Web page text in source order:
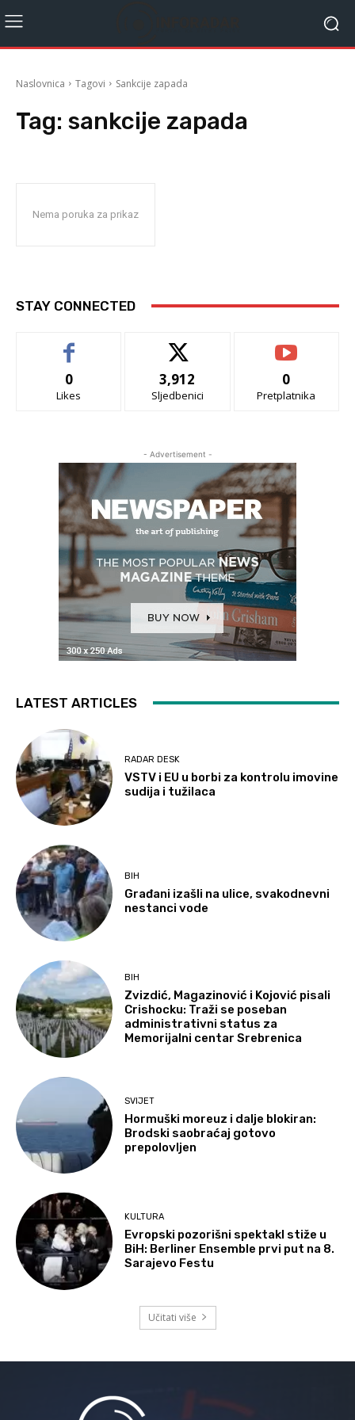
Naslovnica Tagovi Sankcije zapada
Tag: sankcije zapada
Nema poruka za prikaz
STAY CONNECTED
0
Likes
3,912
Sljedbenici
0
Pretplatnika
- Advertisement -
LATEST ARTICLES
RADAR DESK
VSTV i EU u borbi za kontrolu imovine
sudija i tužilaca
BIH
Građani izašli na ulice, svakodnevni
nestanci vode
BIH
Zvizdić, Magazinović i Kojović pisali
Crishocku: Traži se poseban
administrativni status za
Memorijalni centar Srebrenica
SVIJET
Hormuški moreuz i dalje blokiran:
Brodski saobraćaj gotovo
prepolovljen
KULTURA
Evropski pozorišni spektakl stiže u
BiH: Berliner Ensemble prvi put na 8.
Sarajevo Festu
Učitati više